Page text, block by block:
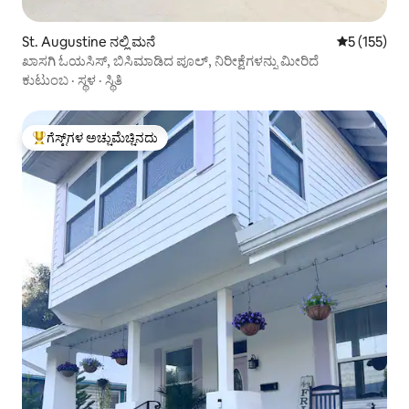
St. Augustine ನಲ್ಲಿ ಮನೆ 5 ರಲ್ಲಿ 5
5 (155)
ಖಾಸಗಿ ಓಯಸಿಸ್, ಬಿಸಿಮಾಡಿದ ಪೂಲ್, ನಿರೀಕ್ಷೆಗಳನ್ನು ಮೀರಿದೆ
ಕುಟುಂಬ · ಸ್ಥಳ · ಸ್ಥಿತಿ
ಗೆಸ್ಟ್‌ಗಳಿಗೆ ಅತಿ ಹೆಚ್ಚು ಅಚ್ಚುಮೆಚ್ಚಿನದು
ಗೆಸ್ಟ್‌ಗಳ ಅಚ್ಚುಮೆಚ್ಚಿನದು